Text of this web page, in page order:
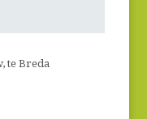
te Breda